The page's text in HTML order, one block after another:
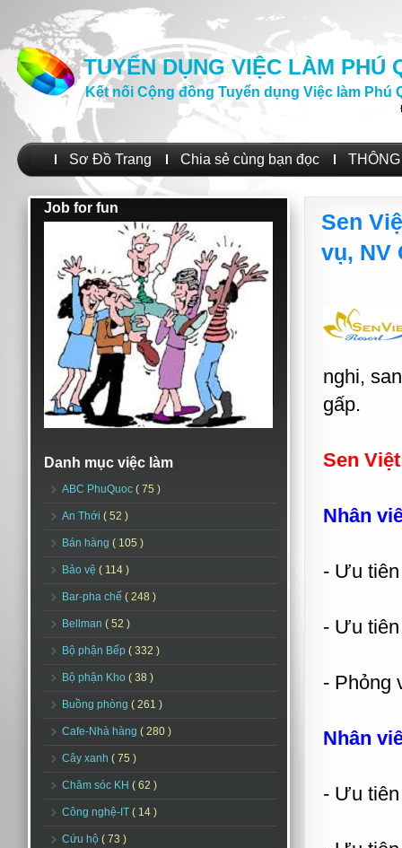
TUYỂN DỤNG VIỆC LÀM PHÚ
Kết nối Cộng đồng Tuyển dụng Việc làm Phú
Sơ Đồ Trang Chia sẻ cùng bạn đọc
Job for fun
Danh mục việc làm
ABC PhuQuoc ( 75 )
An Thới ( 52 )
Bán hàng ( 105 )
Bảo vệ ( 114 )
Bar-pha chế ( 248 )
Bellman ( 52 )
Bộ phận Bếp ( 332 )
Bộ phận Kho ( 38 )
Buồng phòng ( 261 )
Cafe-Nhà hàng ( 280 )
Cây xanh ( 75 )
Chăm sóc KH ( 62 )
Công nghệ-IT ( 14 )
Cứu hộ ( 73 )
Sen
vụ, NV
nghi,
gấp.
Sen
Nhân
- Ưu
- Ưu
- Phỏng
Nhân
- Ưu